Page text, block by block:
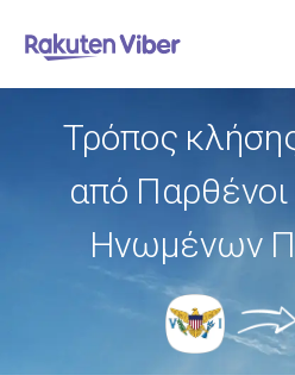
Τρόπος
από
Ηνωμένων